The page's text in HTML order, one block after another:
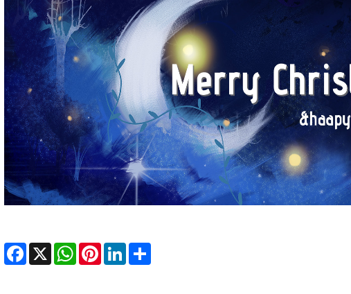
Facebook
X WhatsAppPinterestLinkedInShare